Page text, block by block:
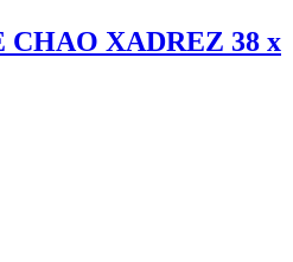
CHAO XADREZ 38 x